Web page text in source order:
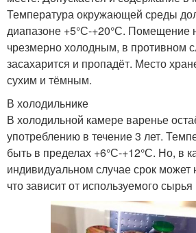
Температура окружающей среды
диапазоне +5°С-+20°С. Помещение
чрезмерно холодным, в противном
засахарится и пропадёт. Место
сухим и тёмным.
В холодильнике
В холодильной камере варенье
употреблению в течение 3 лет.
быть в пределах +6°С-+12°С. Но, в
индивидуальном случае срок может
что зависит от используемого